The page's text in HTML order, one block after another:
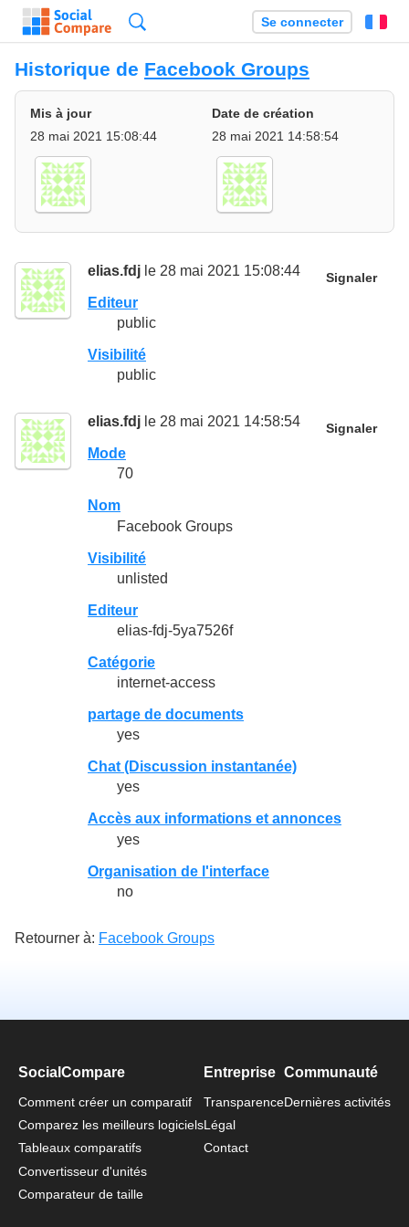
Se connecter
Historique de Facebook Groups
Mis à jour
28 mai 2021 15:08:44
Date de création
28 mai 2021 14:58:54
elias.fdj le 28 mai 2021 15:08:44 Signaler
Editeur
public
Visibilité
public
elias.fdj le 28 mai 2021 14:58:54 Signaler
Mode
70
Nom
Facebook Groups
Visibilité
unlisted
Editeur
elias-fdj-5ya7526f
Catégorie
internet-access
partage de documents
yes
Chat (Discussion instantanée)
yes
Accès aux informations et annonces
yes
Organisation de l'interface
no
Retourner à: Facebook Groups
SocialCompare
Comment créer un comparatif
Comparez les meilleurs logiciels
Tableaux comparatifs
Convertisseur d'unités
Comparateur de taille
Entreprise
Transparence
Légal
Contact
Communauté
Dernières activités